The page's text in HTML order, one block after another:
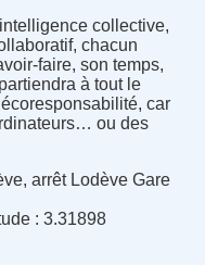
collective,
chacun
faire, son temps,
à tout le
car
ou des
arrêt Lodève Gare
: 3.31898